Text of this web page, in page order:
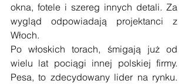
okna, fotele i szereg innych detali. Za
wygląd odpowiadają projektanci z
Włoch.
Po włoskich torach, śmigają już od
wielu lat pociągi innej polskiej firmy.
Pesa, to zdecydowany lider na rynku.